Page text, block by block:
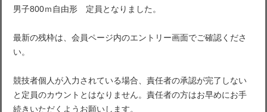
男子800ｍ自由形 定員となりました。
最新の残枠は、会員ページ内のエントリー画面でご確認くださ
い。
競技者個人が入力されている場合、責任者の承認が完了しない
と定員のカウントとはなりません。責任者の方はお早めにお手
続きいただくようお願いします。